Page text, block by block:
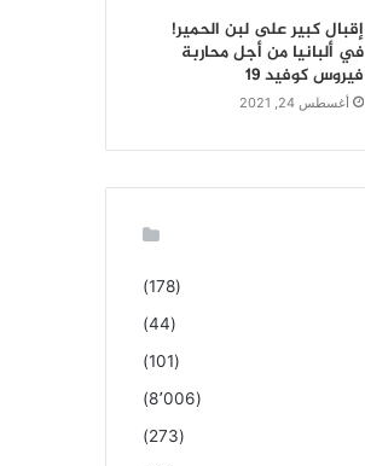
إقبال كبير على لبن الحمير!
في ألبانيا من أجل محاربة
فيروس كوفيد 19
أغسطس 24, 2021
(178)
(44)
(101)
(8٬006)
(273)